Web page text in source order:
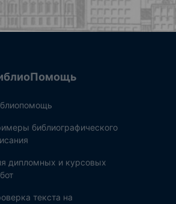
библиографического
дипломных и курсовых
текста на